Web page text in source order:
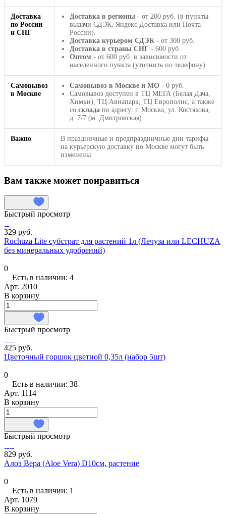
Доставка
по России
и СНГ
Доставка в регионы - от 200 руб. (в пункты
выдачи СДЭК, Яндекс Доставка или Почта
России).
Доставка курьером СДЭК - от 300 руб.
Доставка в страны СНГ - 600 руб.
Оптом - от 600 руб. в зависимости от
населенного пункта (уточнить по телефону).
Самовывоз
в Москве
Самовывоз в Москве и МО - 0 руб.
Самовывоз доступен в ТЦ МЕГА (Белая Дача,
Химки), ТЦ Авиапарк, ТЦ Европолис, а также
со склада по адресу: г. Москва, ул. Костякова,
д. 7/7 (м. Дмитровская).
Важно
В праздничные и предпраздничные дни тарифы
на курьерскую доставку по Москве могут быть
изменены.
Вам также может понравиться
Быстрый просмотр
329 руб.
Ruchuza Lite субстрат для растений 1л (Лечуза или LECHUZA
без минеральных удобрений)
0
Есть в наличии: 4
Арт. 2010
В корзину
Быстрый просмотр
425 руб.
Цветочный горшок цветной 0,35л (набор 5шт)
0
Есть в наличии: 38
Арт. 1114
В корзину
Быстрый просмотр
829 руб.
Алоэ Вера (Aloe Vera) D10см, растение
0
Есть в наличии: 1
Арт. 1079
В корзину